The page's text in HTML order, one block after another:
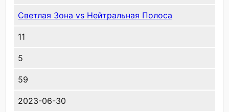
Светлая Зона vs Нейтральная Полоса
11
5
59
2023-06-30